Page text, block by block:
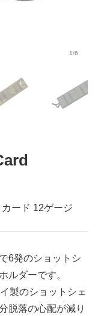
1/6
ード 12ゲージ
6発のショットシ
ルダーです。
製のショットシェ
脱落の心配が減り